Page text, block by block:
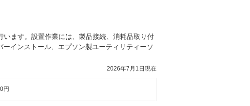
ます。設置作業には、製品接続、消耗品取り付
インストール、エプソン製ユーティリティーソ
2026年7月1日現在
円